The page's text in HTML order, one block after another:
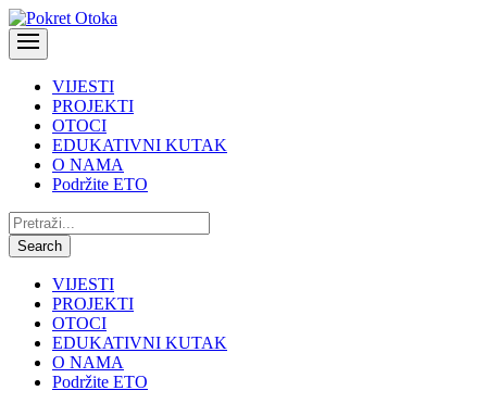
VIJESTI
PROJEKTI
OTOCI
EDUKATIVNI KUTAK
O NAMA
Podržite ETO
Pretraži:
Search
VIJESTI
PROJEKTI
OTOCI
EDUKATIVNI KUTAK
O NAMA
Podržite ETO